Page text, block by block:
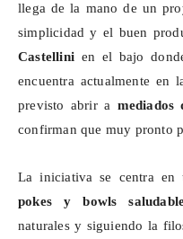
llega de la mano de un
simplicidad y el buen
Castellini en el bajo
encuentra actualmente en
previsto abrir a mediados
confirman que muy pronto
La iniciativa se centra
pokes y bowls
naturales y siguiendo la